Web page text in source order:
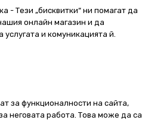
- Тези „бисквитки“ ни помагат да
онлайн магазин и да
и комуникацията й.
за функционалности на сайта,
неговата работа. Това може да са